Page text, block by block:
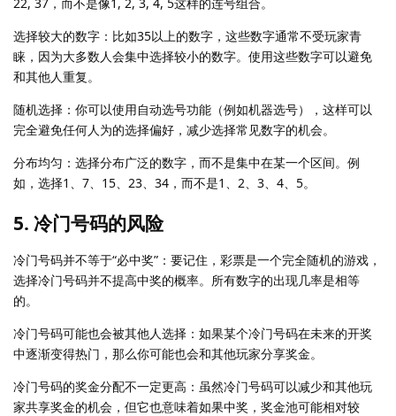
选择较大的数字：比如35以上的数字，这些数字通常不受玩家青
睐，因为大多数人会集中选择较小的数字。使用这些数字可以避免
和其他人重复。
随机选择：你可以使用自动选号功能（例如机器选号），这样可以
完全避免任何人为的选择偏好，减少选择常见数字的机会。
分布均匀：选择分布广泛的数字，而不是集中在某一个区间。例
如，选择1、7、15、23、34，而不是1、2、3、4、5。
5. 冷门号码的风险
冷门号码并不等于“必中奖”：要记住，彩票是一个完全随机的游戏，
选择冷门号码并不提高中奖的概率。所有数字的出现几率是相等
的。
冷门号码可能也会被其他人选择：如果某个冷门号码在未来的开奖
中逐渐变得热门，那么你可能也会和其他玩家分享奖金。
冷门号码的奖金分配不一定更高：虽然冷门号码可以减少和其他玩
家共享奖金的机会，但它也意味着如果中奖，奖金池可能相对较